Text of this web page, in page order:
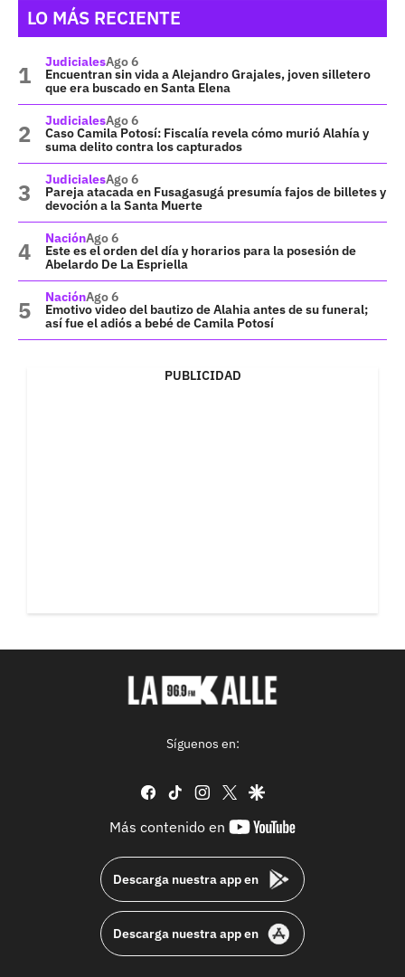
LO MÁS RECIENTE
JudicialesAgo 6
Encuentran sin vida a Alejandro Grajales, joven silletero
que era buscado en Santa Elena
JudicialesAgo 6
Caso Camila Potosí: Fiscalía revela cómo murió Alahía y
suma delito contra los capturados
JudicialesAgo 6
Pareja atacada en Fusagasugá presumía fajos de billetes y
devoción a la Santa Muerte
NaciónAgo 6
Este es el orden del día y horarios para la posesión de
Abelardo De La Espriella
NaciónAgo 6
Emotivo video del bautizo de Alahia antes de su funeral;
así fue el adiós a bebé de Camila Potosí
PUBLICIDAD
Síguenos en:
facebook
tiktok instagram
twittergoogle
Más contenido en
youtube-
Descarga nuestra app en
Descarga nuestra app en